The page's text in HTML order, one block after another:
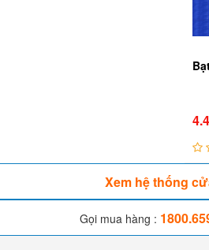
Xem hệ thống
Gọi mua hàng :